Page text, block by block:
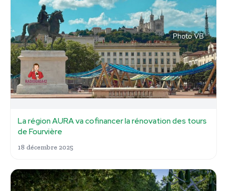
La région AURA va cofinancer la rénovation des tours
de Fourvière
18 décembre 2025